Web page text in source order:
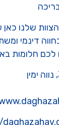
שלנו
דינמי
חלומות